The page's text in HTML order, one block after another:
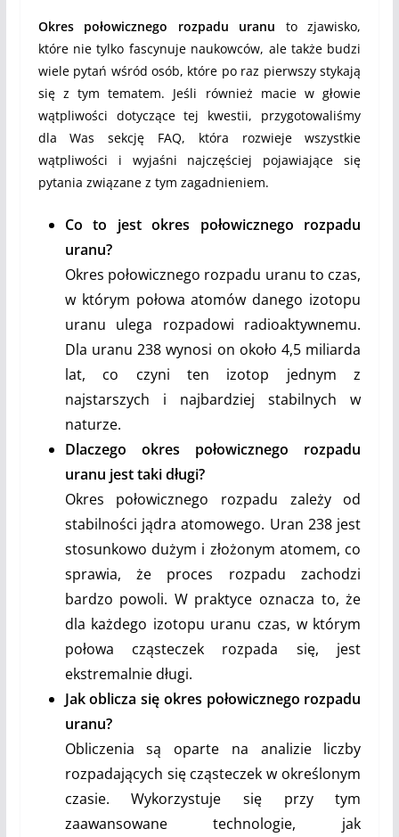
Okres połowicznego rozpadu uranu to zjawisko,
które nie tylko fascynuje naukowców, ale także budzi
wiele pytań wśród osób, które po raz pierwszy stykają
się z tym tematem. Jeśli również macie w głowie
wątpliwości dotyczące tej kwestii, przygotowaliśmy
dla Was sekcję FAQ, która rozwieje wszystkie
wątpliwości i wyjaśni najczęściej pojawiające się
pytania związane z tym zagadnieniem.
Co to jest okres połowicznego rozpadu
uranu?
Okres połowicznego rozpadu uranu to czas,
w którym połowa atomów danego izotopu
uranu ulega rozpadowi radioaktywnemu.
Dla uranu 238 wynosi on około 4,5 miliarda
lat, co czyni ten izotop jednym z
najstarszych i najbardziej stabilnych w
naturze.
Dlaczego okres połowicznego rozpadu
uranu jest taki długi?
Okres połowicznego rozpadu zależy od
stabilności jądra atomowego. Uran 238 jest
stosunkowo dużym i złożonym atomem, co
sprawia, że proces rozpadu zachodzi
bardzo powoli. W praktyce oznacza to, że
dla każdego izotopu uranu czas, w którym
połowa cząsteczek rozpada się, jest
ekstremalnie długi.
Jak oblicza się okres połowicznego rozpadu
uranu?
Obliczenia są oparte na analizie liczby
rozpadających się cząsteczek w określonym
czasie. Wykorzystuje się przy tym
zaawansowane technologie, jak